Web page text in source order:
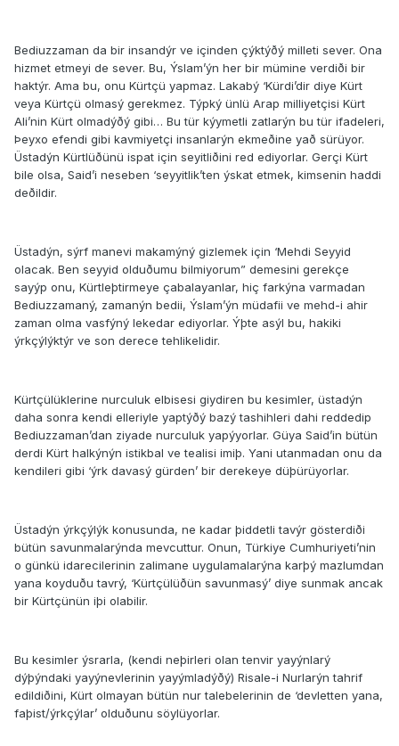
Bediuzzaman da bir insandýr ve içinden çýktýðý milleti sever. Ona
hizmet etmeyi de sever. Bu, Ýslam’ýn her bir mümine verdiði bir
haktýr. Ama bu, onu Kürtçü yapmaz. Lakabý ‘Kürdi’dir diye Kürt
veya Kürtçü olmasý gerekmez. Týpký ünlü Arap milliyetçisi Kürt
Ali’nin Kürt olmadýðý gibi… Bu tür kýymetli zatlarýn bu tür ifadeleri,
Þeyxo efendi gibi kavmiyetçi insanlarýn ekmeðine yað sürüyor.
Üstadýn Kürtlüðünü ispat için seyitliðini red ediyorlar. Gerçi Kürt
bile olsa, Said’i neseben ‘seyyitlik’ten ýskat etmek, kimsenin haddi
deðildir.
Üstadýn, sýrf manevi makamýný gizlemek için ‘Mehdi Seyyid
olacak. Ben seyyid olduðumu bilmiyorum” demesini gerekçe
sayýp onu, Kürtleþtirmeye çabalayanlar, hiç farkýna varmadan
Bediuzzamaný, zamanýn bedii, Ýslam’ýn müdafii ve mehd-i ahir
zaman olma vasfýný lekedar ediyorlar. Ýþte asýl bu, hakiki
ýrkçýlýktýr ve son derece tehlikelidir.
Kürtçülüklerine nurculuk elbisesi giydiren bu kesimler, üstadýn
daha sonra kendi elleriyle yaptýðý bazý tashihleri dahi reddedip
Bediuzzaman’dan ziyade nurculuk yapýyorlar. Güya Said’in bütün
derdi Kürt halkýnýn istikbal ve tealisi imiþ. Yani utanmadan onu da
kendileri gibi ‘ýrk davasý gürden’ bir derekeye düþürüyorlar.
Üstadýn ýrkçýlýk konusunda, ne kadar þiddetli tavýr gösterdiði
bütün savunmalarýnda mevcuttur. Onun, Türkiye Cumhuriyeti’nin
o günkü idarecilerinin zalimane uygulamalarýna karþý mazlumdan
yana koyduðu tavrý, ‘Kürtçülüðün savunmasý’ diye sunmak ancak
bir Kürtçünün iþi olabilir.
Bu kesimler ýsrarla, (kendi neþirleri olan tenvir yayýnlarý
dýþýndaki yayýnevlerinin yayýmladýðý) Risale-i Nurlarýn tahrif
edildiðini, Kürt olmayan bütün nur talebelerinin de ‘devletten yana,
faþist/ýrkçýlar’ olduðunu söylüyorlar.